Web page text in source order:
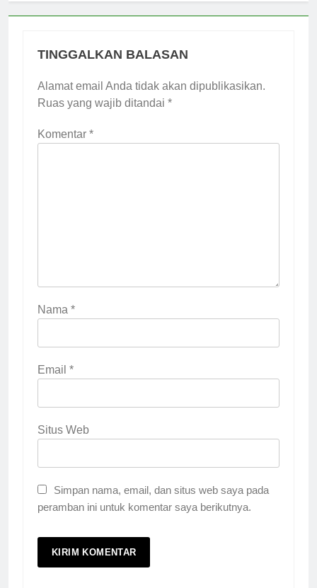
TINGGALKAN BALASAN
Alamat email Anda tidak akan dipublikasikan.
Ruas yang wajib ditandai *
Komentar *
Nama *
Email *
Situs Web
Simpan nama, email, dan situs web saya pada
peramban ini untuk komentar saya berikutnya.